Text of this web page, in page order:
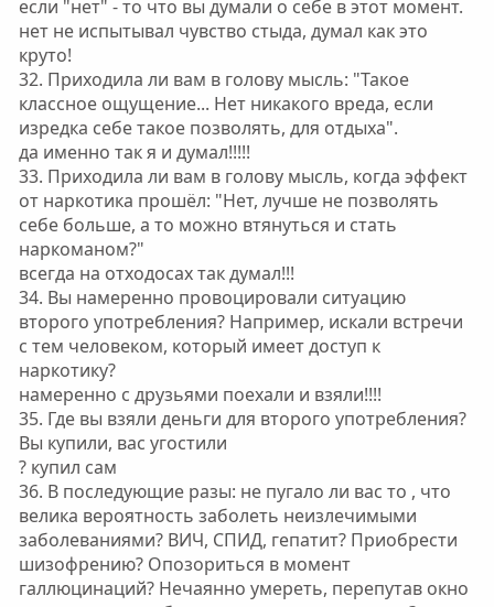
если "нет" - то что вы думали о себе в этот момент.
нет не испытывал чувство стыда, думал как это
круто!
32. Приходила ли вам в голову мысль: "Такое
классное ощущение... Нет никакого вреда, если
изредка себе такое позволять, для отдыха".
да именно так я и думал!!!!!
33. Приходила ли вам в голову мысль, когда эффект
от наркотика прошёл: "Нет, лучше не позволять
себе больше, а то можно втянуться и стать
наркоманом?"
всегда на отходосах так думал!!!
34. Вы намеренно провоцировали ситуацию
второго употребления? Например, искали встречи
с тем человеком, который имеет доступ к
наркотику?
намеренно с друзьями поехали и взяли!!!!
35. Где вы взяли деньги для второго употребления?
Вы купили, вас угостили
? купил сам
36. В последующие разы: не пугало ли вас то , что
велика вероятность заболеть неизлечимыми
заболеваниями? ВИЧ, СПИД, гепатит? Приобрести
шизофрению? Опозориться в момент
галлюцинаций? Нечаянно умереть, перепутав окно